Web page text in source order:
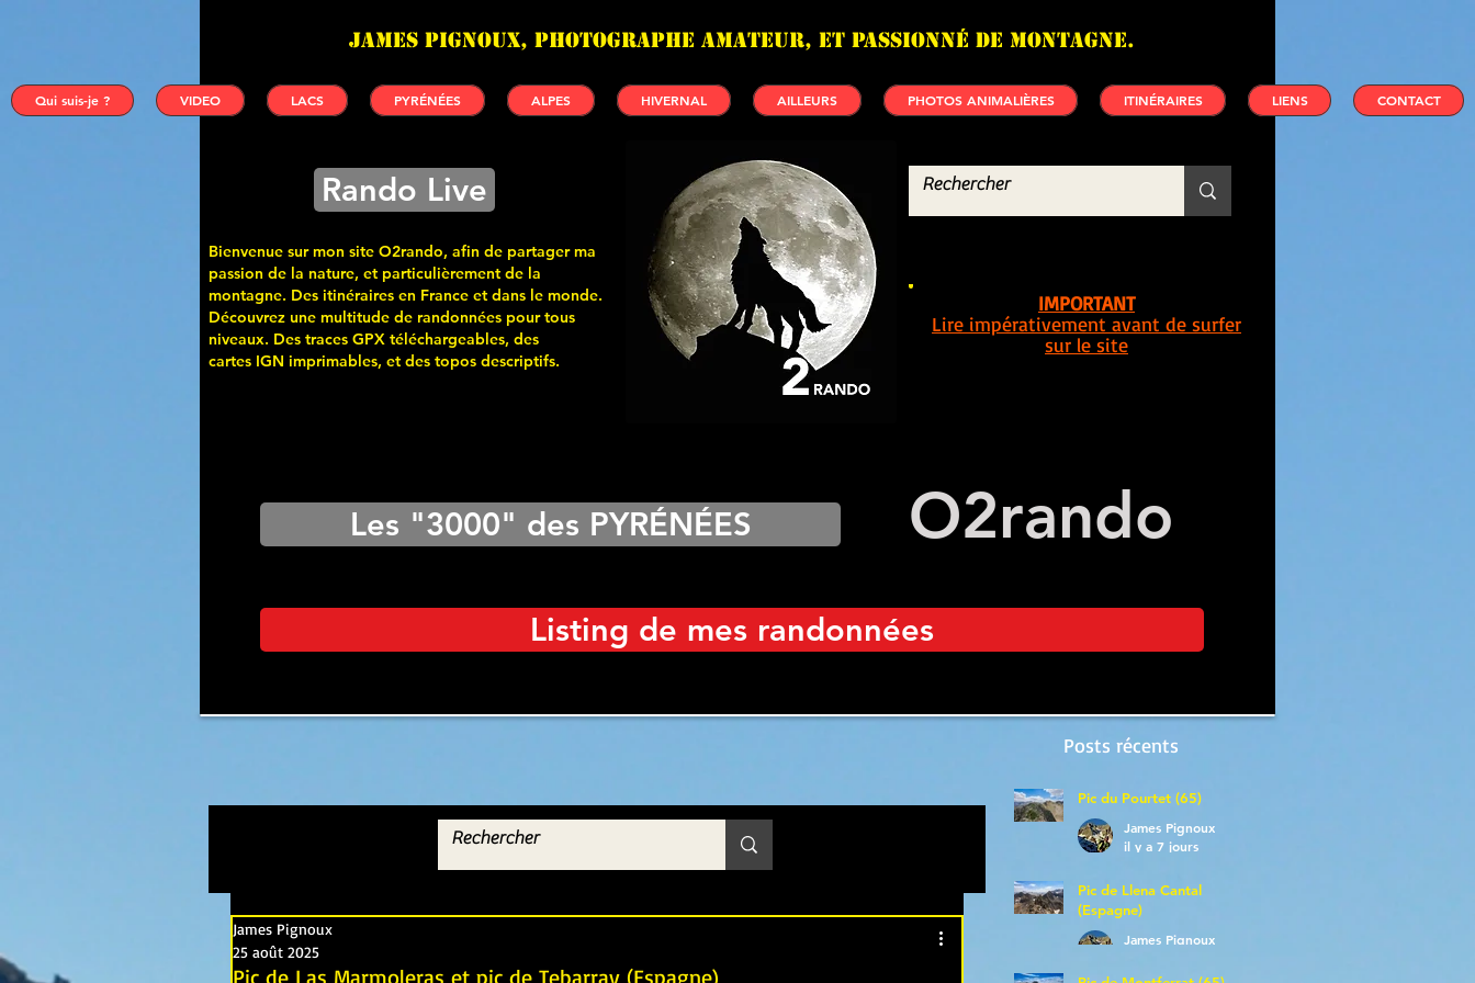
James PIGNOUX, photographe amateur, et passionné de montagne.
Qui suis-je ? VIDEO LACS PYRÉNÉES ALPES HIVERNAL AILLEURS PHOTOS ANIMALIÈRES ITINÉRAIRES LIENS CONTACT
Rando Live
Bienvenue sur mon site O2rando, afin de partager ma
passion de la nature, et particulièrement de la
montagne. Des itinéraires en France et dans le monde.
Découvrez une multitude de randonnées pour tous
niveaux. Des traces GPX téléchargeables, des
cartes IGN imprimables, et des topos descriptifs.
IMPORTANT
Lire impérativement avant de surfer
sur le site
Les "3000" des PYRÉNÉES O2rando
Listing de mes randonnées
Posts récents
Pic de Las Marmoleras et pic de Tebarray (Espagne)
James Pignoux
25 août 2025
Pic du Pourtet (65)
James Pignoux
il y a 7 jours
Pic de Llena Cantal
(Espagne)
James Pignoux